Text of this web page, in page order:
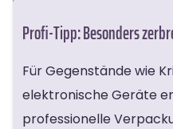
Profi-Tipp: Besonders
Für Gegenstände wie
elektronische Geräte
professionelle